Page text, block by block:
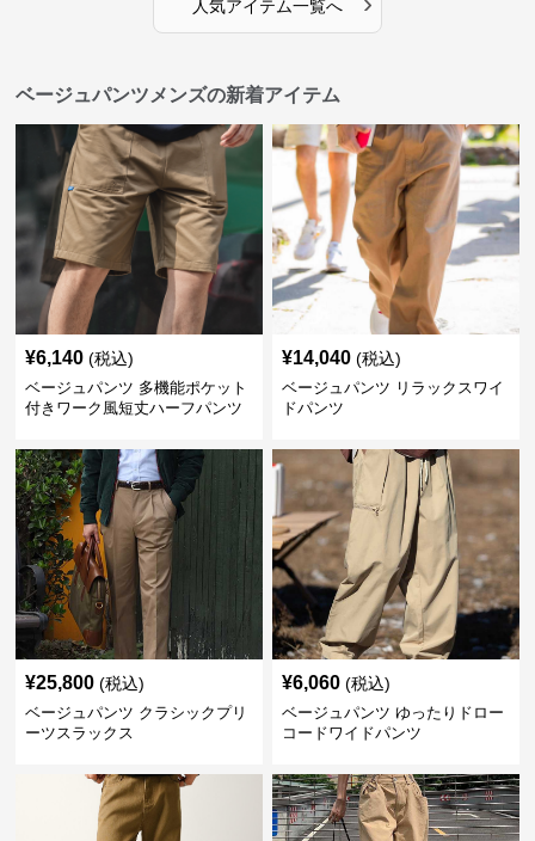
人気アイテム一覧へ
ベージュパンツメンズの新着アイテム
¥6,140 (税込)
ベージュパンツ 多機能ポケット
付きワーク風短丈ハーフパンツ
¥14,040 (税込)
ベージュパンツ リラックスワイ
ドパンツ
¥25,800 (税込)
ベージュパンツ クラシックプリ
ーツスラックス
¥6,060 (税込)
ベージュパンツ ゆったりドロー
コードワイドパンツ